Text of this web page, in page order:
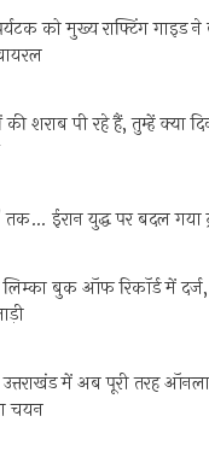
को मुख्य राफ्टिंग गाइड ने
शराब पी रहे हैं, तुम्हें क्या
तक… ईरान युद्ध पर बदल गया
बुक ऑफ रिकॉर्ड में
में अब पूरी तरह
चयन